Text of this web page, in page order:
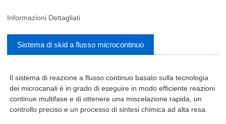
Informazioni Dettagliati
Sistema di skid a flusso microcontinuo
Il sistema di reazione a flusso continuo basato sulla tecnologia
dei microcanali è in grado di eseguire in modo efficiente reazioni
continue multifase e di ottenere una miscelazione rapida, un
controllo preciso e un processo di sintesi chimica ad alta resa.